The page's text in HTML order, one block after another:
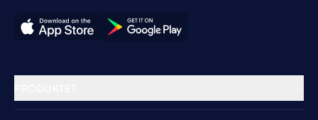
Menaxhimi i Pronave